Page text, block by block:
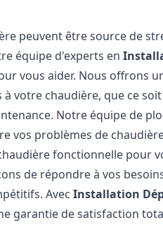
peuvent être source de
équipe d'experts en
vous aider. Nous offrons
votre chaudière, que ce
Notre équipe de
vos problèmes de
fonctionnelle pour
de répondre à vos
AvecInstallation
garantie de satisfaction